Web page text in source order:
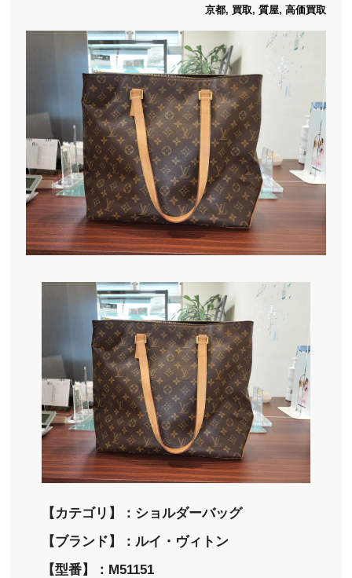
京都, 買取, 質屋, 高価買取
【カテゴリ】：ショルダーバッグ
【ブランド】：ルイ・ヴィトン
【型番】：M51151